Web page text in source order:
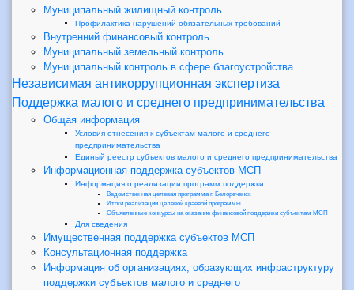
Муниципальный жилищный контроль
Профилактика нарушений обязательных требований
Внутренний финансовый контроль
Муниципальный земельный контроль
Муниципальный контроль в сфере благоустройства
Независимая антикоррупционная экспертиза
Поддержка малого и среднего предпринимательства
Общая информация
Условия отнесения к субъектам малого и среднего
предпринимательства
Единый реестр субъектов малого и среднего предпринимательства
Информационная поддержка субъектов МСП
Информация о реализации программ поддержки
Ведомственная целевая программа г. Белореченск
Итоги реализации целевой краевой программы
Объявленные конкурсы на оказание финансовой поддержки субъектам МСП
Для сведения
Имущественная поддержка субъектов МСП
Консультационная поддержка
Информация об организациях, образующих инфраструктуру
поддержки субъектов малого и среднего